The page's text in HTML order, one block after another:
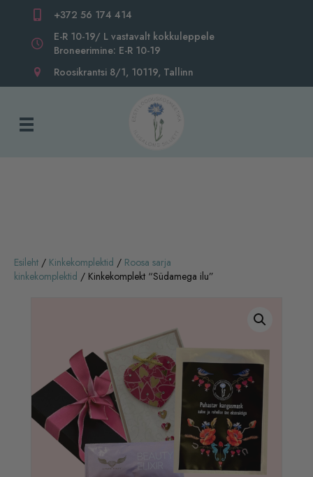
+372 56 174 414
E-R 10-19/ L vastavalt kokkuleppele
Broneerimine: E-R 10-19
Roosikrantsi 8/1, 10119, Tallinn
Esileht / Kinkekomplektid / Roosa sarja
kinkekomplektid / Kinkekomplekt “Südamega ilu”